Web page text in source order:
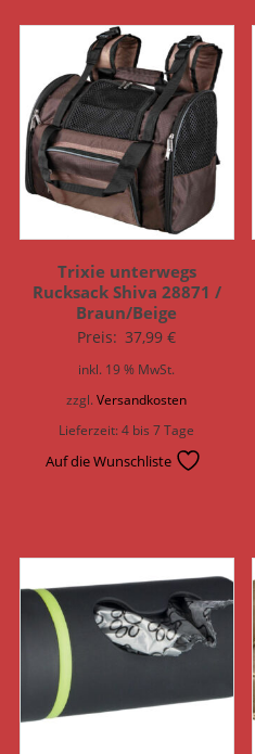
Trixie unterwegs
Rucksack Shiva 28871 /
Braun/Beige
Preis: 37,99€
inkl. 19 % MwSt.
zzgl.Versandkosten
Lieferzeit:4 bis 7 Tage
Auf die Wunschliste